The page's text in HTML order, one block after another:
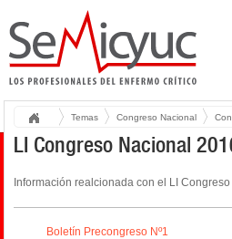
Temas Congreso Nacional
LI Congreso Nacional
Información realcionada con el LI
Boletín Precongreso Nº1